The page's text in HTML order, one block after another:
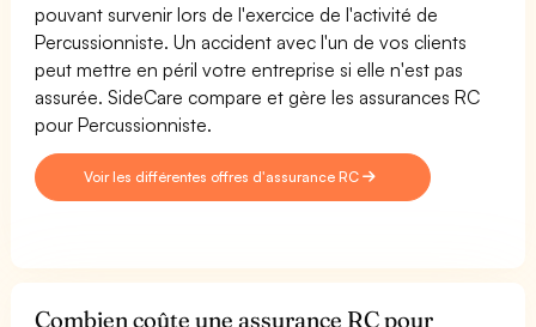
pouvant survenir lors de l'exercice de l'activité de
Percussionniste. Un accident avec l'un de vos clients
peut mettre en péril votre entreprise si elle n'est pas
assurée. SideCare compare et gère les assurances RC
pour Percussionniste.
Voir les différentes offres d'assurance RC
Combien coûte une assurance RC pour